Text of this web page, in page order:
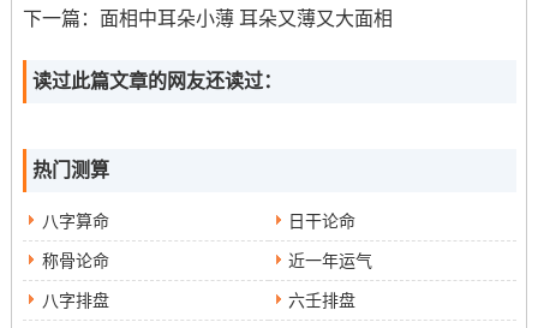
下一篇： 面相中耳朵小薄 耳朵又薄又大面相
读过此篇文章的网友还读过：
热门测算
八字算命 日干论命
称骨论命 近一年运气
八字排盘 六壬排盘